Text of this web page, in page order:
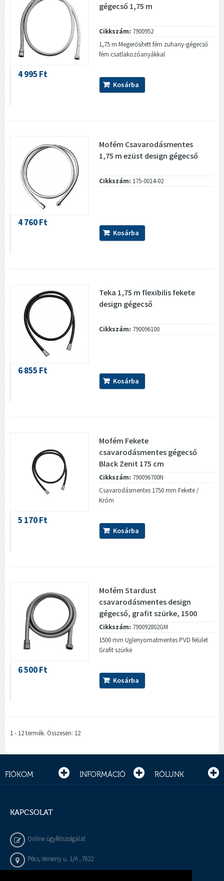
gégecső 1,75 m
Cikkszám: 7900952
1,75 m Megerősített fém zuhany-gégecső
fém csatlakozóanyákkal
4 995 Ft
Kosárba
Mofém Csavarodásmentes
1,75 m ezüst design gégecső
Cikkszám: 175-0014-02
4 760 Ft
Kosárba
Teka 1,75 m flexibilis fekete
design gégecső
Cikkszám: 790096100
6 855 Ft
Kosárba
Mofém Fekete
csavarodásmentes gégecső
Black Zenit 175 cm
Cikkszám: 790096700N
Csavarodásmentes 1750 mm Fekete /
Króm
5 170 Ft
Kosárba
Mofém Stardust
csavarodásmentes design
gégecső, grafit szürke, 1500
mm
Cikkszám: 790092802GM
1500 mm Ujjlenyomatmentes PVD felület
Grafit szürke
6 500 Ft
Kosárba
1 - 12 termék. Összesen: 12
FIÓKOM INFORMÁCIÓ RÓLUNK
KAPCSOLAT
Online ügyfélszolgálat
Pécs, Verseny u. 1/A , 7622